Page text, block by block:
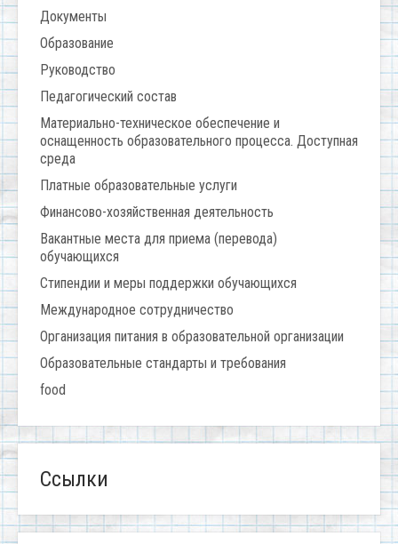
Документы
Образование
Руководство
Педагогический состав
Материально-техническое обеспечение и
оснащенность образовательного процесса. Доступная
среда
Платные образовательные услуги
Финансово-хозяйственная деятельность
Вакантные места для приема (перевода)
обучающихся
Стипендии и меры поддержки обучающихся
Международное сотрудничество
Организация питания в образовательной организации
Образовательные стандарты и требования
food
Ссылки